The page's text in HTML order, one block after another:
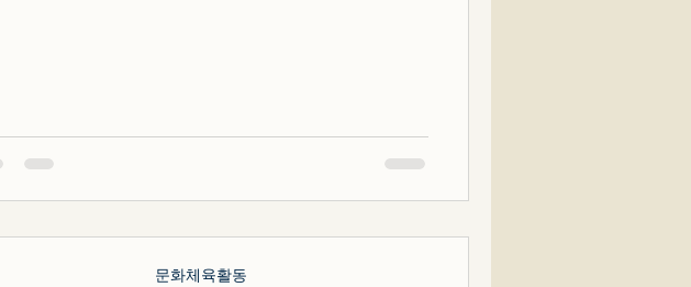
문화체육활동